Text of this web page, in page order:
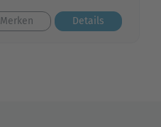
Merken Details